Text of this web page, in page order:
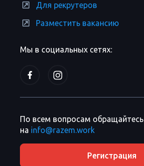
Мы в социальных сетях:
Для рекрутеров
Разместить вакансию
По всем вопросам обращайтесь
на info@razem.work
Регистрация